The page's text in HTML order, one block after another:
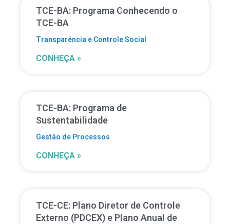
TCE-BA: Programa Conhecendo o
TCE-BA
Transparência e Controle Social
CONHEÇA »
TCE-BA: Programa de
Sustentabilidade
Gestão de Processos
CONHEÇA »
TCE-CE: Plano Diretor de Controle
Externo (PDCEX) e Plano Anual de